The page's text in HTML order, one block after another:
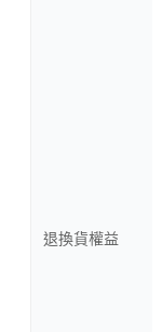
退換貨權益